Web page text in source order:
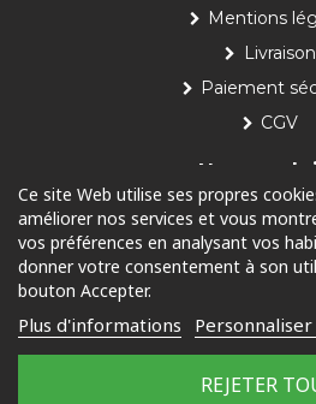
Mentions
Livraison
Paiement
CGV
Nos
Piscine
Jardin
Outdoor
Ce site Web utilise ses propres
améliorer nos services et vous
vos préférences en analysant vos
donner votre consentement à son
bouton Accepter.
Plus d'informations
REJETER